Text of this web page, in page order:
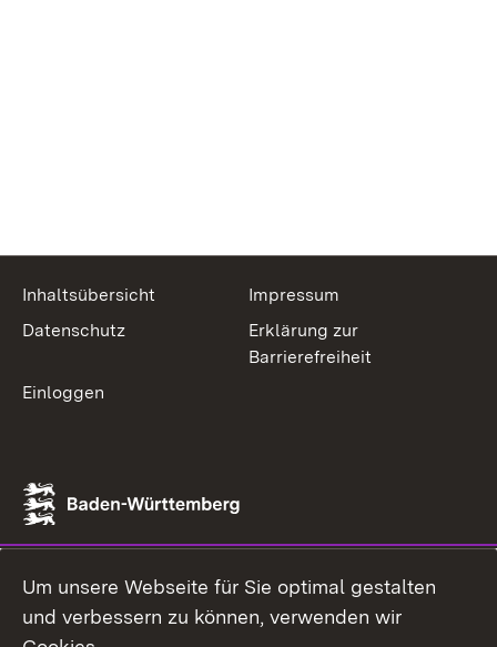
Inhaltsübersicht
Impressum
Datenschutz
Erklärung zur
Barrierefreiheit
Einloggen
Um unsere Webseite für Sie optimal gestalten
und verbessern zu können, verwenden wir